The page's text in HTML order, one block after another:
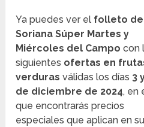
Ya puedes ver el folleto de
Soriana Súper Martes y
Miércoles del Campo con
siguientes ofertas en
verdurasválidas los días 3
de diciembre de 2024, en
que encontrarás precios
especiales que aplican en